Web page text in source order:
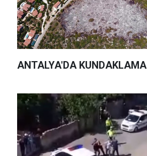
ANTALYA'DA KUNDAKLAMA